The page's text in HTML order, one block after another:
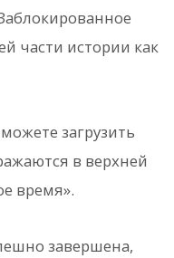
части истории как
загрузить
в верхней
время».
завершена,